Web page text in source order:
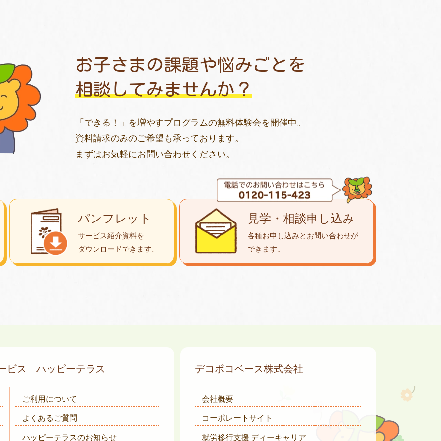
お子さまの課題や悩みごとを
相談してみませんか？
「できる！」を増やすプログラムの無料体験会を開催中。
資料請求のみのご希望も承っております。
まずはお気軽にお問い合わせください。
パンフレット
サービス紹介資料を
ダウンロードできます。
見学・相談申し込み
各種お申し込みとお問い合わせが
できます。
ビス ハッピーテラス
ご利用について
よくあるご質問
ハッピーテラスのお知らせ
デコボコベース株式会社
会社概要
コーポレートサイト
就労移行支援 ディーキャリア